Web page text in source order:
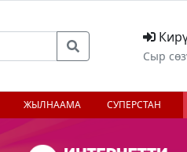
Сыр
ЖЫЛНААМА СУПЕРСТАН